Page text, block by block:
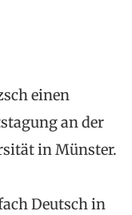
einen
an der
in Münster.
Deutsch in